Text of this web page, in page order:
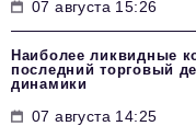
07 августа 15:26
Наиболее ликвидные
последний торговый
динамики
07 августа 14:25